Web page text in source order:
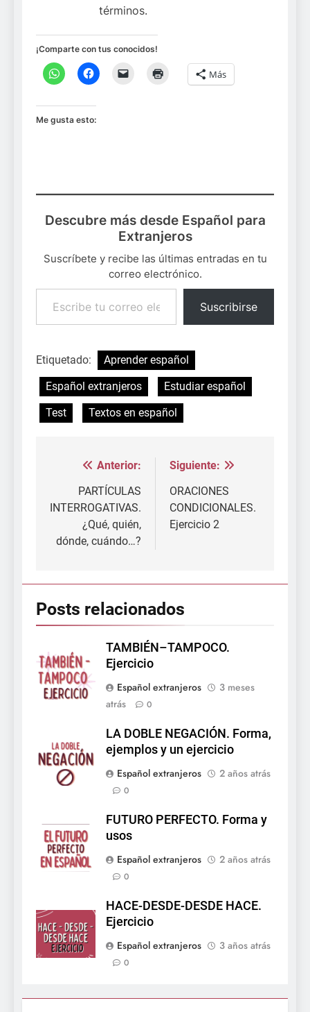
términos.
¡Comparte con tus conocidos!
Más
Me gusta esto:
Descubre más desde Español para
Extranjeros
Suscríbete y recibe las últimas entradas en tu
correo electrónico.
Escribe tu correo electrónico…
Suscribirse
Etiquetado:
Aprender español
Español extranjeros
Estudiar español
Test
Textos en español
Navegación
entradas
Anterior:
PARTÍCULAS
INTERROGATIVAS.
¿Qué, quién,
dónde, cuándo…?
Siguiente:
ORACIONES
CONDICIONALES.
Ejercicio 2
Posts relacionados
TAMBIÉN–TAMPOCO.
Ejercicio
Español extranjeros
3 meses
atrás
0
LA DOBLE NEGACIÓN. Forma,
ejemplos y un ejercicio
Español extranjeros
2 años atrás
0
FUTURO PERFECTO. Forma y
usos
Español extranjeros
2 años atrás
0
HACE-DESDE-DESDE HACE.
Ejercicio
Español extranjeros
3 años atrás
0